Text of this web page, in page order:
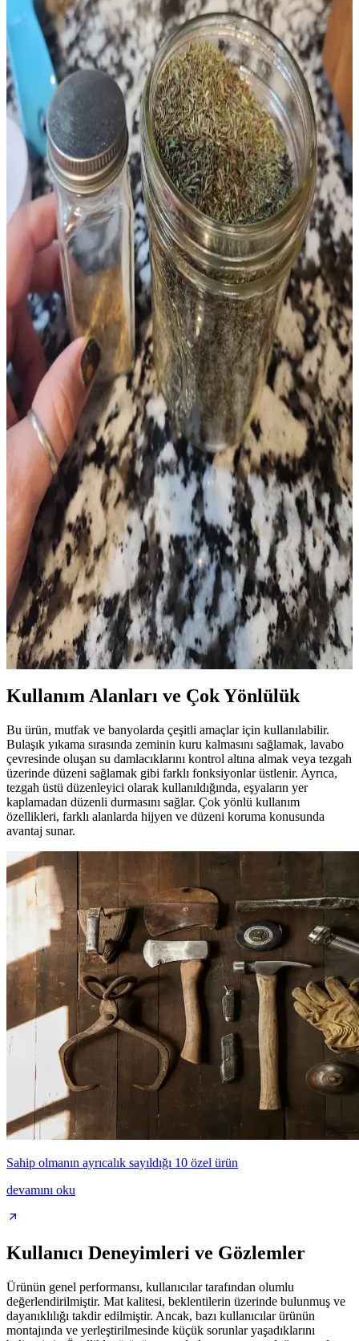
Tavuk göğsü, çeşitli mutfaklardan tarifler ve pişirme teknikleriyle
zenginleştirilebilir. Baharatlar, soslar ve dolgu malzemeleriyle
besleyici ve farklı lezzetler yaratmak mümkündür.
İnternette Viral Olan ve Hâlâ Tercih Edilen Pratik
Tarifler ve Özellikleri
İnternette viral olan ve hâlâ sevilen tarifler, pratikliği ve lezzetiyle
mutfaklarda kalıcı yer edinmiştir. No-knead ekmekten fırında feta
peynirine, çeşitli salatalar ve et yemeklerine kadar geniş bir yelpaze
sunar.
Kıyma ile Dünya Mutfağından Çeşitli Tarifler ve
Pişirme Teknikleri
Kıyma, farklı kültürlerin mutfaklarında çeşitli tariflerde kullanılır.
Baharatlar, soslar ve pişirme teknikleriyle zenginleşen kıyma
yemekleri, spagetti ve hamburgerin ötesinde geniş bir yelpaze sunar.
Fransa'dan ABD'ye Özgün Mutfak Malzemeleri ve
Gıda Ürünleri Getirme Rehberi
Fransa'nın bölgesel mutfak malzemeleri ve gereçleri, ABD'de
bulunması zor ürünlerle zenginleşiyor. Gümrük kurallarına dikkat
ederek özgün peynirler, baharatlar ve profesyonel ekipmanlar
taşınabilir.
Yemek Pişirme Tükenmişliği ve Basit, Dengeli
Akşam Yemekleri İçin Pratik Öneriler
Yemek pişirme tükenmişliği, tekrar eden menüler ve yorgunlukla
ortaya çıkar. Dengeli beslenme, pratik tarifler ve iyi planlama ile
yemek hazırlama süreci kolaylaşır ve çeşitlenir.
Evde Baharat Yetiştirme ve Kurutma Teknikleri:
Adım Adım Pratik Rehber
Baharat yetiştirmenin temel adımları, kurutma yöntemleri ve saklama
teknikleriyle evde taze ve aromatik baharatlar elde etmek
mümkündür. Doğru bakım ve yöntemlerle baharatlar uzun süre taze
kalır.
Kullanım Alanları ve Çok Yönlülük
Bu ürün, mutfak ve banyolarda çeşitli amaçlar için kullanılabilir.
Bulaşık yıkama sırasında zeminin kuru kalmasını sağlamak, lavabo
çevresinde oluşan su damlacıklarını kontrol altına almak veya tezgah
üzerinde düzeni sağlamak gibi farklı fonksiyonlar üstlenir. Ayrıca,
tezgah üstü düzenleyici olarak kullanıldığında, eşyaların yer
kaplamadan düzenli durmasını sağlar. Çok yönlü kullanım
özellikleri, farklı alanlarda hijyen ve düzeni koruma konusunda
avantaj sunar.
Sahip olmanın ayrıcalık sayıldığı 10 özel ürün
devamını oku
Kullanıcı Deneyimleri ve Gözlemler
Ürünün genel performansı, kullanıcılar tarafından olumlu
değerlendirilmiştir. Mat kalitesi, beklentilerin üzerinde bulunmuş ve
dayanıklılığı takdir edilmiştir. Ancak, bazı kullanıcılar ürünün
montajında ve yerleştirilmesinde küçük sorunlar yaşadıklarını